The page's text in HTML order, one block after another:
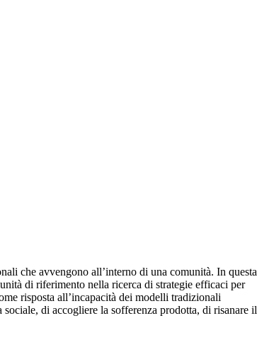
che avvengono all’interno di una comunità. In questa
di riferimento nella ricerca di strategie efficaci per
risposta all’incapacità dei modelli tradizionali
di accogliere la sofferenza prodotta, di risanare il